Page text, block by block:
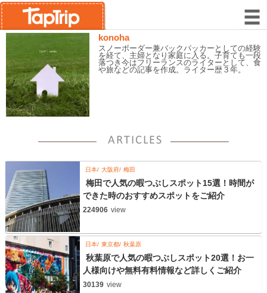
konoha
スノーボーダー兼バックパッカーとしての経験
を経て、主婦となり家庭に入る。子育ても一段
落つき今はフリーランスのライターとして、食
や旅などの記事を作成。ライター歴３年。
日本 大阪府 梅田
梅田で人気の暇つぶしスポット15選！時間が
できた時のおすすめスポットをご紹介
224906 view
日本 東京都 秋葉原
秋葉原で人気の暇つぶしスポット20選！お一
人様向けや無料有料情報など詳しくご紹介
30139 view